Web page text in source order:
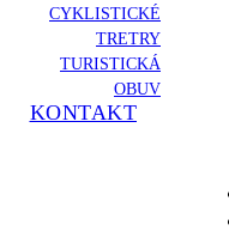
CYKLISTICKÉ
TRETRY
TURISTICKÁ
OBUV
KONTAKT